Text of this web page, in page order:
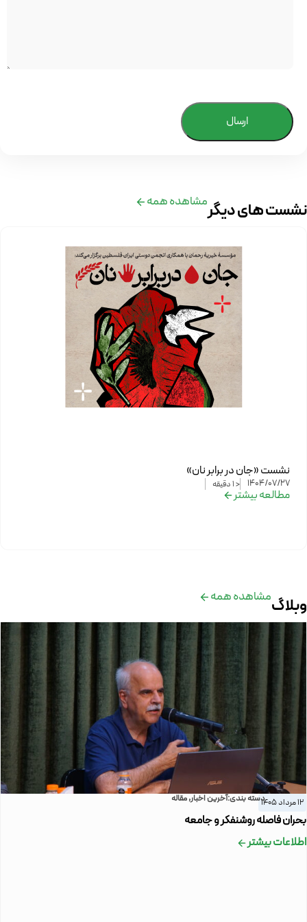
ارسال
نشست های دیگرمشاهده همه
نشست «جان در برابر نان»
1404/07/27
< 1 دقیقه
مطالعه بیشتر
وبلاگمشاهده همه
12 مرداد 1405 دسته بندی:آخرین اخبار,مقاله
بحران فاصله روشنفکر و جامعه
اطلاعات بیشتر